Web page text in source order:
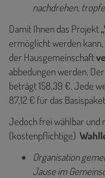
nachdrehen,
Damit Ihnen das Projekt
ermöglicht werden kann,
der Hausgemeinschaft
abbedungen werden.
beträgt 158,39 €. Jede
87,12 € für das
Jedoch frei wählbar und
(kostenpflichtige)
Organisation
Jause im